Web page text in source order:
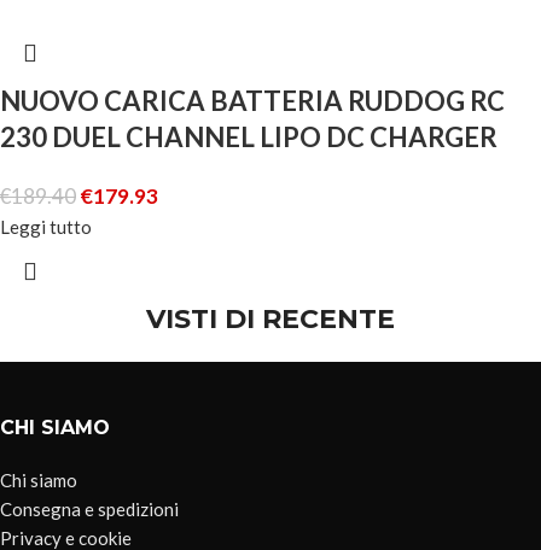
NUOVO CARICA BATTERIA RUDDOG RC
230 DUEL CHANNEL LIPO DC CHARGER
€189.40€179.93
Leggi tutto
VISTI DI RECENTE
CHI SIAMO
Chi siamo
Consegna e spedizioni
Privacy e cookie